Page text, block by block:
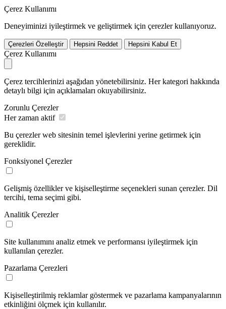
Çerez Kullanımı
Deneyiminizi iyileştirmek ve geliştirmek için çerezler kullanıyoruz.
Çerezleri Özelleştir Hepsini Reddet Hepsini Kabul Et
Çerez Kullanımı
Çerez tercihlerinizi aşağıdan yönetebilirsiniz. Her kategori hakkında
detaylı bilgi için açıklamaları okuyabilirsiniz.
Zorunlu Çerezler
Her zaman aktif
Bu çerezler web sitesinin temel işlevlerini yerine getirmek için
gereklidir.
Fonksiyonel Çerezler
Gelişmiş özellikler ve kişiselleştirme seçenekleri sunan çerezler. Dil
tercihi, tema seçimi gibi.
Analitik Çerezler
Site kullanımını analiz etmek ve performansı iyileştirmek için
kullanılan çerezler.
Pazarlama Çerezleri
Kişiselleştirilmiş reklamlar göstermek ve pazarlama kampanyalarının
etkinliğini ölçmek için kullanılır.